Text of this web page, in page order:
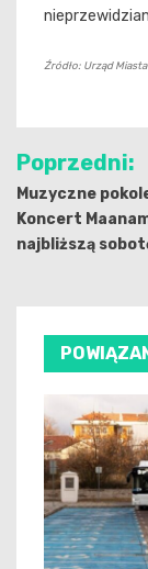
Źródło: Urząd
wpisu
Poprzedni:
Muzyczne
Koncert
najbliższą